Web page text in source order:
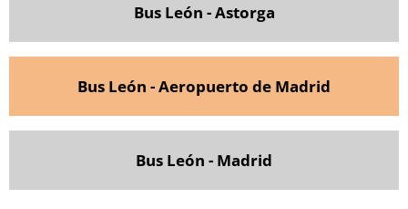
Bus León - Astorga
Bus León - Aeropuerto de Madrid
Bus León - Madrid